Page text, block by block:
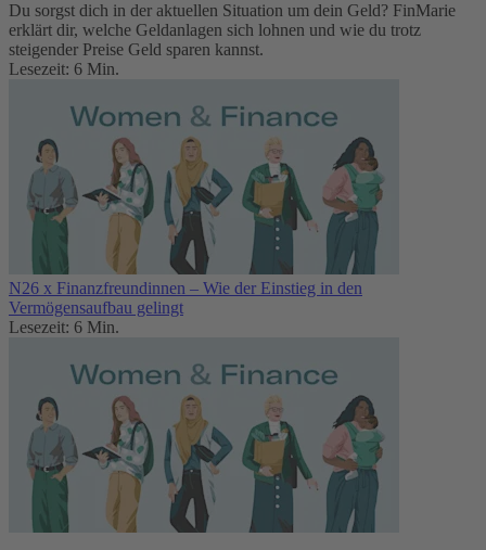
Du sorgst dich in der aktuellen Situation um dein Geld? FinMarie
erklärt dir, welche Geldanlagen sich lohnen und wie du trotz
steigender Preise Geld sparen kannst.
Lesezeit: 6 Min.
N26 x Finanzfreundinnen – Wie der Einstieg in den
Vermögensaufbau gelingt
Lesezeit: 6 Min.